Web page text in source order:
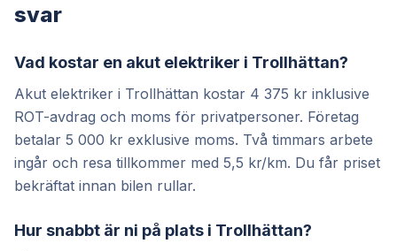
svar
Vad kostar en akut elektriker i Trollhättan?
Akut elektriker i Trollhättan kostar 4 375 kr inklusive
ROT-avdrag och moms för privatpersoner. Företag
betalar 5 000 kr exklusive moms. Två timmars arbete
ingår och resa tillkommer med 5,5 kr/km. Du får priset
bekräftat innan bilen rullar.
Hur snabbt är ni på plats i Trollhättan?